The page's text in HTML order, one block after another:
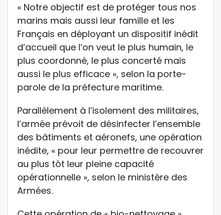
« Notre objectif est de protéger tous nos
marins mais aussi leur famille et les
Français en déployant un dispositif inédit
d’accueil que l’on veut le plus humain, le
plus coordonné, le plus concerté mais
aussi le plus efficace », selon la porte-
parole de la préfecture maritime.
Parallèlement à l’isolement des militaires,
l’armée prévoit de désinfecter l’ensemble
des bâtiments et aéronefs, une opération
inédite, « pour leur permettre de recouvrer
au plus tôt leur pleine capacité
opérationnelle », selon le ministère des
Armées.